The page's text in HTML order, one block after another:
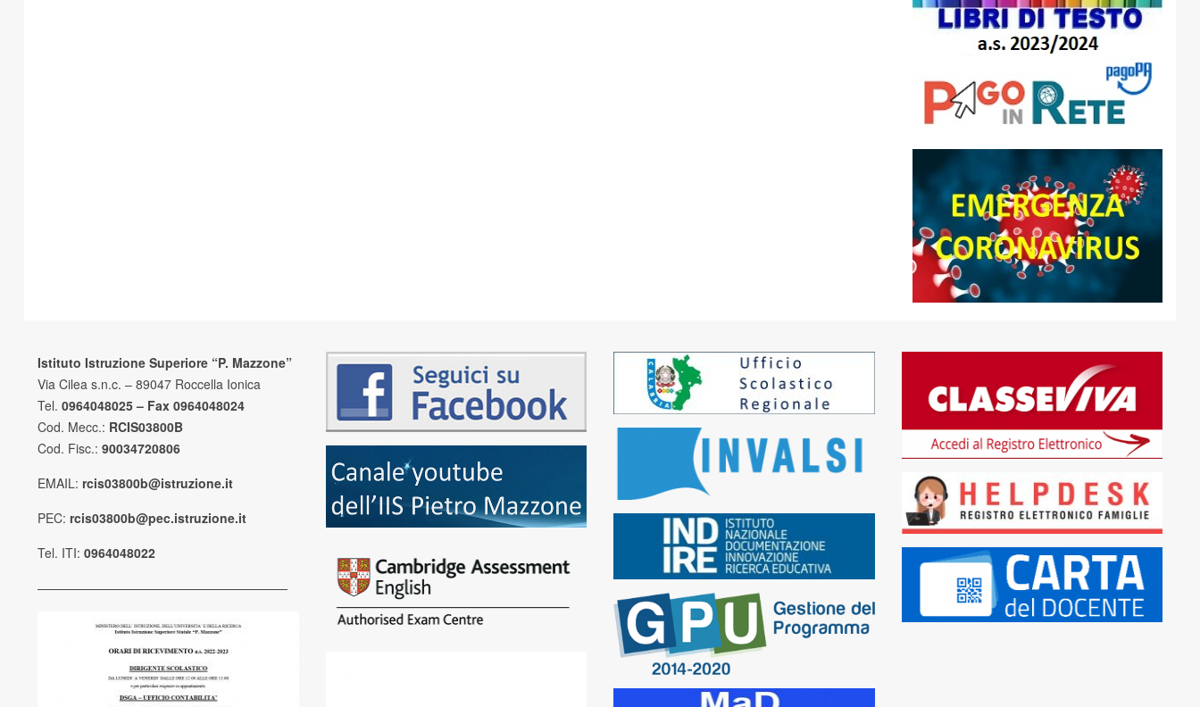
Istituto Istruzione Superiore “P. Mazzone”
Via Cilea s.n.c. – 89047 Roccella Ionica
Tel. 0964048025 – Fax 0964048024
Cod. Mecc.: RCIS03800B
Cod. Fisc.: 90034720806
EMAIL: rcis03800b@istruzione.it
PEC: rcis03800b@pec.istruzione.it
Tel. ITI: 0964048022
————————————————————